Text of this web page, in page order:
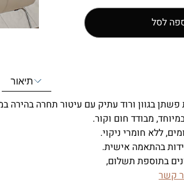
לסל
תיאור
בגוון ורוד עתיק עם עיטור תחרה בהירה
ללא חומרי ניקוי.
בהתאמה אישית.
בתוספת תשלום,
קשר